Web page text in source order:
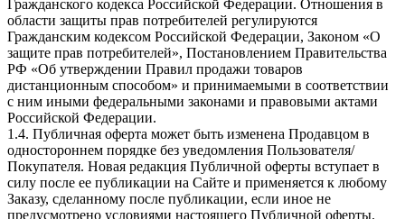
Гражданского кодекса Российской Федерации. Отношения в
области защиты прав потребителей регулируются
Гражданским кодексом Российской Федерации, Законом «О
защите прав потребителей», Постановлением Правительства
РФ «Об утверждении Правил продажи товаров
дистанционным способом» и принимаемыми в соответствии
с ним иными федеральными законами и правовыми актами
Российской Федерации.
1.4. Публичная оферта может быть изменена Продавцом в
одностороннем порядке без уведомления Пользователя/
Покупателя. Новая редакция Публичной оферты вступает в
силу после ее публикации на Сайте и применяется к любому
Заказу, сделанному после публикации, если иное не
предусмотрено условиями настоящего Публичной оферты.